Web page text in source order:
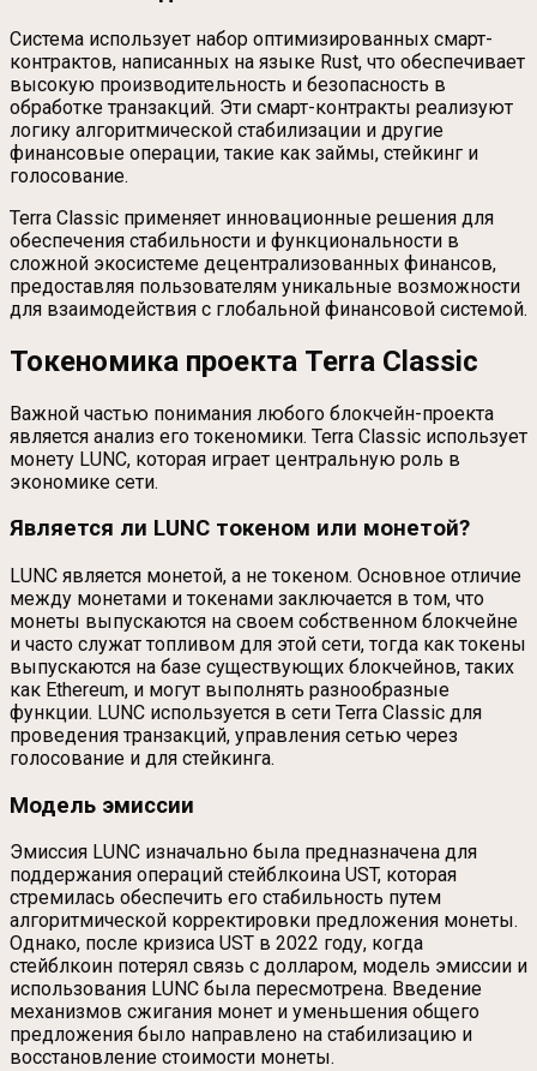
Система использует набор оптимизированных смарт-
контрактов, написанных на языке Rust, что обеспечивает
высокую производительность и безопасность в
обработке транзакций. Эти смарт-контракты реализуют
логику алгоритмической стабилизации и другие
финансовые операции, такие как займы, стейкинг и
голосование.
Terra Classic применяет инновационные решения для
обеспечения стабильности и функциональности в
сложной экосистеме децентрализованных финансов,
предоставляя пользователям уникальные возможности
для взаимодействия с глобальной финансовой системой.
Токеномика проекта Terra Classic
Важной частью понимания любого блокчейн-проекта
является анализ его токеномики. Terra Classic использует
монету LUNC, которая играет центральную роль в
экономике сети.
Является ли LUNC токеном или монетой?
LUNC является монетой, а не токеном. Основное отличие
между монетами и токенами заключается в том, что
монеты выпускаются на своем собственном блокчейне
и часто служат топливом для этой сети, тогда как токены
выпускаются на базе существующих блокчейнов, таких
как Ethereum, и могут выполнять разнообразные
функции. LUNC используется в сети Terra Classic для
проведения транзакций, управления сетью через
голосование и для стейкинга.
Модель эмиссии
Эмиссия LUNC изначально была предназначена для
поддержания операций стейблкоина UST, которая
стремилась обеспечить его стабильность путем
алгоритмической корректировки предложения монеты.
Однако, после кризиса UST в 2022 году, когда
стейблкоин потерял связь с долларом, модель эмиссии и
использования LUNC была пересмотрена. Введение
механизмов сжигания монет и уменьшения общего
предложения было направлено на стабилизацию и
восстановление стоимости монеты.